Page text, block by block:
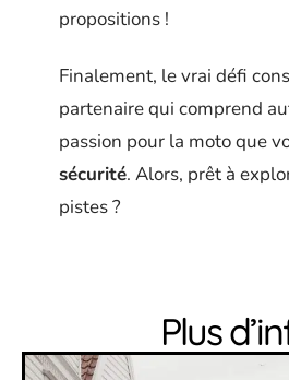
propositions !
Finalement, le vrai défi
partenaire qui comprend
passion pour la moto que
sécurité. Alors, prêt à
pistes ?
Plus